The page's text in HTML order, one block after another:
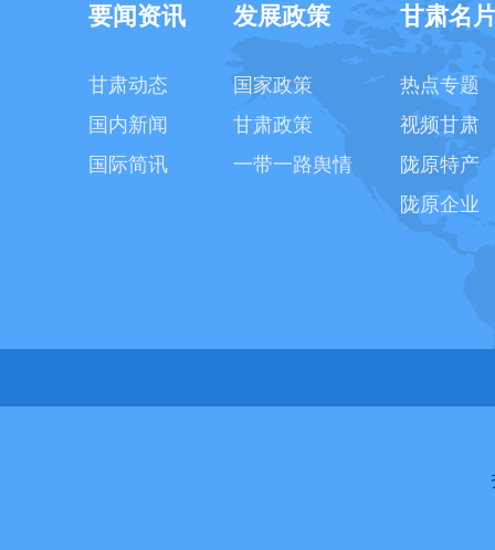
要闻资讯
甘肃动态
国内新闻
国际简讯
发展政策
国家政策
甘肃政策
一带一路舆情
甘肃名
热点专题
视频甘肃
陇原特产
陇原企业